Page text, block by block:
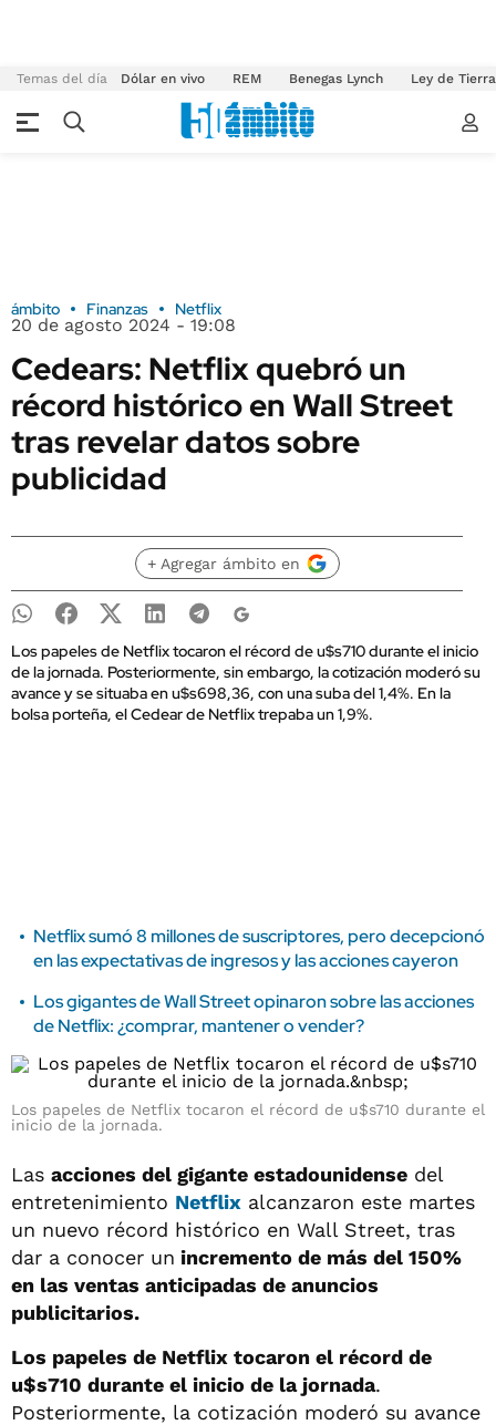
Temas del día Dólar en vivo REM Benegas Lynch Ley de
ámbito Finanzas Netflix
20 de agosto 2024 - 19:08
Cedears: Netflix quebró un
récord histórico en Wall Street
tras revelar datos sobre
publicidad
+ Agregar ámbito en
Los papeles de Netflix tocaron el récord de u$s710 durante el inicio
de la jornada. Posteriormente, sin embargo, la cotización moderó su
avance y se situaba en u$s698,36, con una suba del 1,4%. En la
bolsa porteña, el Cedear de Netflix trepaba un 1,9%.
Netflix sumó 8 millones de suscriptores, pero decepcionó
en las expectativas de ingresos y las acciones cayeron
Los gigantes de Wall Street opinaron sobre las acciones
de Netflix: ¿comprar, mantener o vender?
Los papeles de Netflix tocaron el récord de u$s710 durante el
inicio de la jornada.
Las acciones del gigante estadounidense del
entretenimiento Netflix alcanzaron este martes
un nuevo récord histórico en Wall Street, tras
dar a conocer un incremento de más del 150%
en las ventas anticipadas de anuncios
publicitarios.
Los papeles de Netflix tocaron el récord de
u$s710 durante el inicio de la jornada.
Posteriormente, la cotización moderó su avance